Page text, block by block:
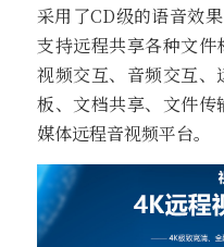
采用了CD级的语音效
支持远程共享各种文
视频交互、音频交互
板、文档共享、文件
媒体远程音视频平台。